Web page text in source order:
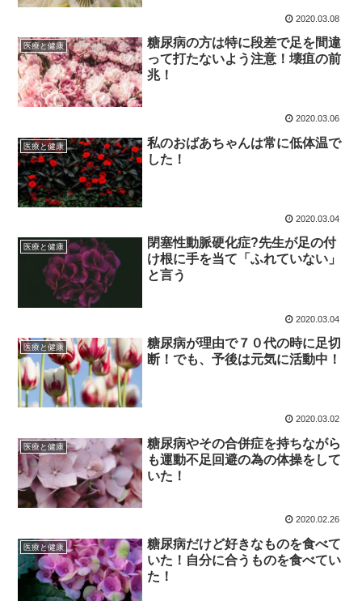
2020.03.08
医療と健康
糖尿病の方は特に段差で足を間違
って打たないよう注意！壊疽の前
兆！
2020.03.06
医療と健康
私のおばあちゃんは常に低体温で
した！
2020.03.04
医療と健康
閉塞性動脈硬化症?先生が足の付
け根に手を当て「ふれていない」
と言う
2020.03.04
医療と健康
糖尿病が理由で７０代の時に足切
断！でも、予後は元気に活動中！
2020.03.02
医療と健康
糖尿病やその合併症を持ちながら
も運動不足回避の為の体操をして
いた！
2020.02.26
医療と健康
糖尿病だけど好きなものを食べて
いた！自分に合うものを食べてい
た！